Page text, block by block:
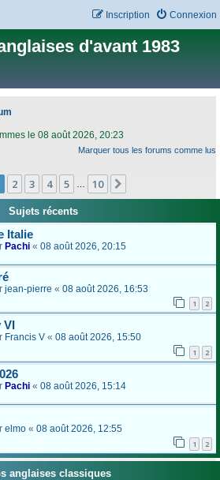
Connexion
Inscription
d'avant 1983
le 08 août 2026, 20:23
Marquer tous les forums comme lus
1sur
2 3 4 5 10
Sujets récents
Italie
Pachi « 08 août 2026, 20:15
jean-pierre « 08 août 2026, 16:53
1 2
Francis V « 08 août 2026, 15:50
1 2
Pachi « 08 août 2026, 15:14
elmo « 08 août 2026, 12:55
1 2
anglaises classiques